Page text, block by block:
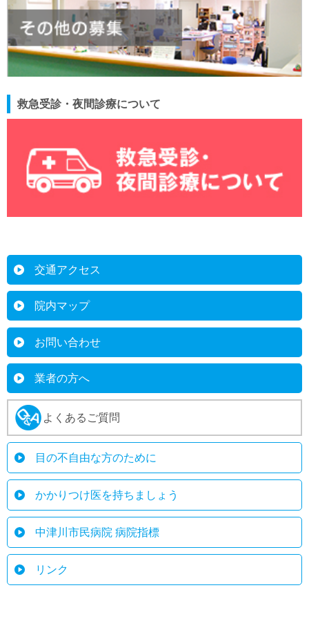
救急受診・夜間診療について
交通アクセス
院内マップ
お問い合わせ
業者の方へ
よくあるご質問
目の不自由な方のために
かかりつけ医を持ちましょう
中津川市民病院 病院指標
リンク